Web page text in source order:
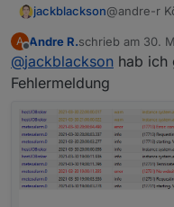
jackblackson@andre-r
A
Offline
Andre R.schrieb am 30.
zuletzt editiert
@jackblackson hab ich
Fehlermeldung